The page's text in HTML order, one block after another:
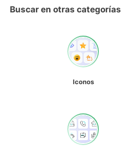
Buscar en otras categorías
Iconos